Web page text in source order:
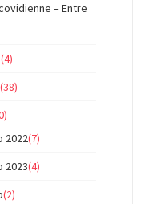
– Entre
(4)
(38)
2022(7)
2023(4)
(2)